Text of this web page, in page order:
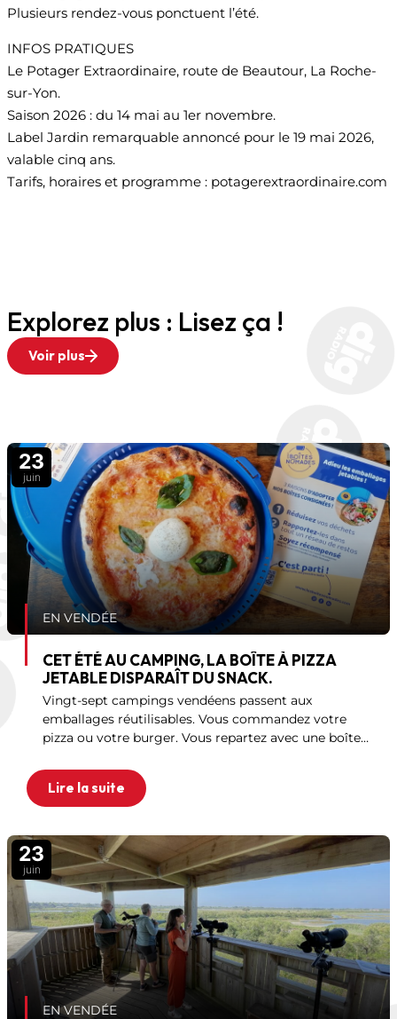
Plusieurs rendez-vous ponctuent l’été.
INFOS PRATIQUES
Le Potager Extraordinaire, route de Beautour, La Roche-
sur-Yon.
Saison 2026 : du 14 mai au 1er novembre.
Label Jardin remarquable annoncé pour le 19 mai 2026,
valable cinq ans.
Tarifs, horaires et programme : potagerextraordinaire.com
Explorez plus : Lisez ça !
Voir plus
23
juin
EN VENDÉE
CET ÉTÉ AU CAMPING, LA BOÎTE À PIZZA
JETABLE DISPARAÎT DU SNACK.
Vingt-sept campings vendéens passent aux
emballages réutilisables. Vous commandez votre
pizza ou votre burger. Vous repartez avec une boîte
l’opération. L’objectif : éviter 35 000 emballages
Lire la suite
23
juin
EN VENDÉE